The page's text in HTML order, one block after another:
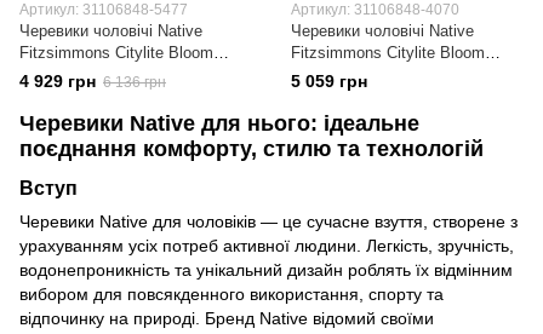
Артикул: 31106848-5477
Черевики чоловічі Native
Fitzsimmons Citylite Bloom
(31106848-5477)
4 929 грн 6 136 грн
Артикул: 31106848-4070
Черевики чоловічі Native
Fitzsimmons Citylite Bloom
(31106848-4070)
5 059 грн
Черевики Native для нього: ідеальне
поєднання комфорту, стилю та технологій
Вступ
Черевики Native для чоловіків — це сучасне взуття, створене з
урахуванням усіх потреб активної людини. Легкість, зручність,
водонепроникність та унікальний дизайн роблять їх відмінним
вибором для повсякденного використання, спорту та
відпочинку на природі. Бренд Native відомий своїми